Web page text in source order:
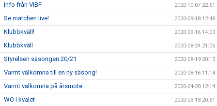
Info från VIBF 2020-10-07 22:51
Se matchen live! 2020-09-18 12:48
Klubbkväll! 2020-09-16 14:09
Klubbkväll 2020-08-24 21:06
Styrelsen säsongen 20/21 2020-08-19 20:13
Varmt välkomna till en ny säsong! 2020-08-16 11:14
Varmt välkomna på årsmöte. 2020-04-20 12:14
WO i kvalet 2020-03-13 20:51